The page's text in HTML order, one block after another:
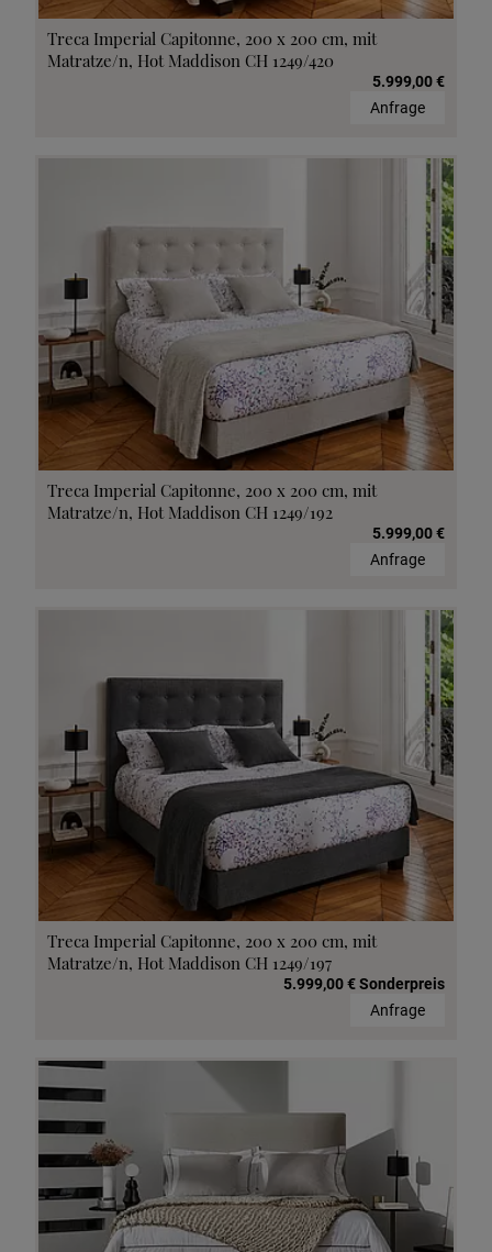
Treca Imperial Capitonne, 200 x 200 cm, mit
Matratze/n, Hot Maddison CH 1249/420
5.999,00 €
Anfrage
Treca Imperial Capitonne, 200 x 200 cm, mit
Matratze/n, Hot Maddison CH 1249/192
5.999,00 €
Anfrage
Treca Imperial Capitonne, 200 x 200 cm, mit
Matratze/n, Hot Maddison CH 1249/197
5.999,00 € Sonderpreis
Anfrage